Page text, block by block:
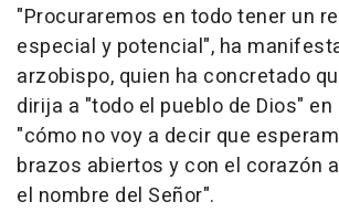
"Procuraremos en todo tener un
especial y potencial", ha
arzobispo, quien ha concretado
dirija a "todo el pueblo de Dios"
"cómo no voy a decir que
brazos abiertos y con el corazón
el nombre del Señor".